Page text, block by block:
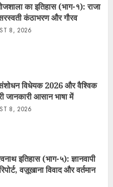
का इतिहास (भाग-१): राजा
कंठाभरण और गौरव
8, 2026
विधेयक 2026 और वैश्विक
जानकारी आसान भाषा में
8, 2026
इतिहास (भाग-५): ज्ञानवापी
वज़ूखाना विवाद और वर्तमान